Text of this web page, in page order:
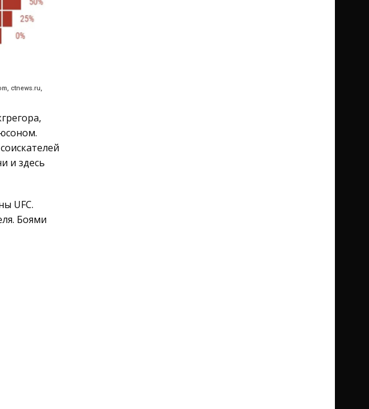
ctnews.ru,
и здесь
UFC.
Боями